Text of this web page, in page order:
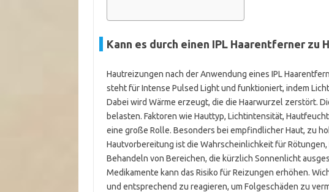
Kann es durch einen IPL Haarentferner zu
Hautreizungen nach der Anwendung eines IPL
steht für Intense Pulsed Light und funktioniert, indem
Dabei wird Wärme erzeugt, die die Haarwurzel zerstört.
belasten. Faktoren wie Hauttyp, Lichtintensität,
eine große Rolle. Besonders bei empfindlicher Haut, zu
Hautvorbereitung ist die Wahrscheinlichkeit für
Behandeln von Bereichen, die kürzlich Sonnenlicht
Medikamente kann das Risiko für Reizungen erhöhen.
und entsprechend zu reagieren, um Folgeschäden zu